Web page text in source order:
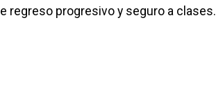
regreso progresivo y seguro a clases.